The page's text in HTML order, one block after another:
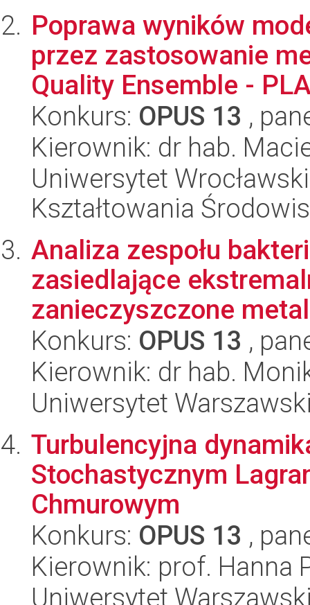
Poprawa wyników
przez zastosowanie
Quality Ensemble -
Konkurs: OPUS 13 ,
Kierownik: dr hab.
Uniwersytet
Kształtowania
Analiza zespołu
zasiedlające
zanieczyszczone
Konkurs: OPUS 13 ,
Kierownik: dr hab.
Uniwersytet
Turbulencyjna
Stochastycznym
Chmurowym
Konkurs: OPUS 13 ,
Kierownik: prof. Hanna
Uniwersytet